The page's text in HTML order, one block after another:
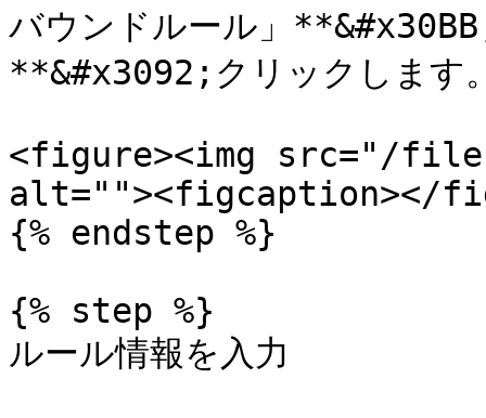
バウンドルール」
**&#x3092;クリックします
<figure><img src="/files/
alt=""><figcaption></
{% endstep %}
{% step %}
ルール情報を入力